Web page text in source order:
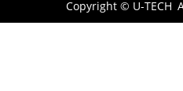
Copyright © U-TECH